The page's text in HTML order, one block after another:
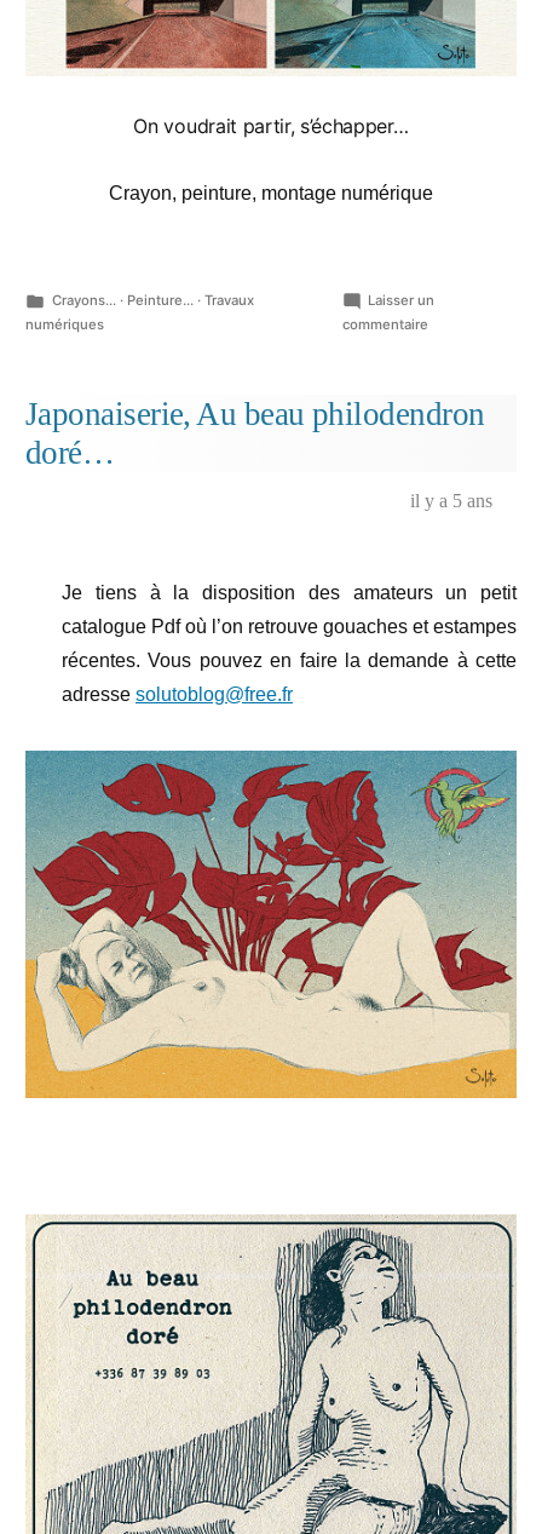
On voudrait partir, s’échapper…
Crayon, peinture, montage numérique
Publié
dans
Crayons...· Peinture...· Travaux
numériques
Laisser un
commentairesur
Japonaiserie, Au beau philodendron
doré…
il y a 5 ans
Je tiens à la disposition des amateurs un petit
catalogue Pdf où l’on retrouve gouaches et estampes
récentes. Vous pouvez en faire la demande à cette
adresse solutoblog@free.fr